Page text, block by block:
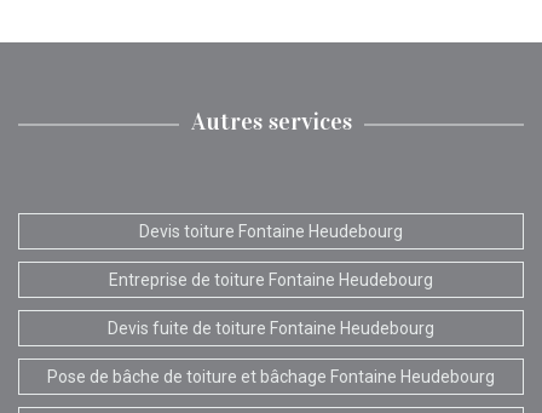
Autres services
Devis toiture Fontaine Heudebourg
Entreprise de toiture Fontaine Heudebourg
Devis fuite de toiture Fontaine Heudebourg
Pose de bâche de toiture et bâchage Fontaine Heudebourg